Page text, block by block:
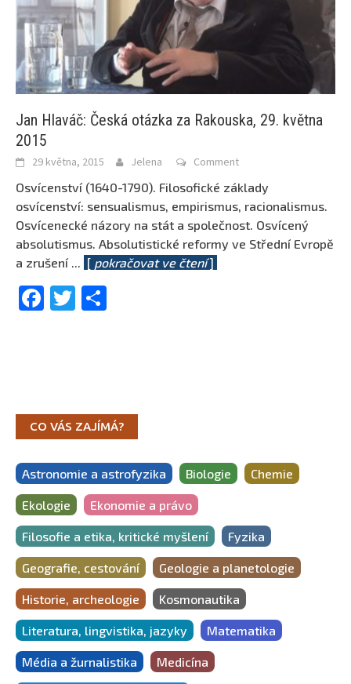
Jan Hlaváč: Česká otázka za Rakouska, 29. května
2015
29 května, 2015 Jelena Comment
Osvícenství (1640-1790). Filosofické základy
osvícenství: sensualismus, empirismus, racionalismus.
Osvícenecké názory na stát a společnost. Osvícený
absolutismus. Absolutistické reformy ve Střední Evropě
a zrušení ... [ pokračovat ve čtení]
Facebook
Twitter
CO VÁS ZAJÍMÁ?
Astronomie a astrofyzika Biologie Chemie
Ekologie Ekonomie a právo
Filosofie a etika, kritické myšlení Fyzika
Geografie, cestování Geologie a planetologie
Historie, archeologie Kosmonautika
Literatura, lingvistika, jazyky Matematika
Média a žurnalistika Medicína